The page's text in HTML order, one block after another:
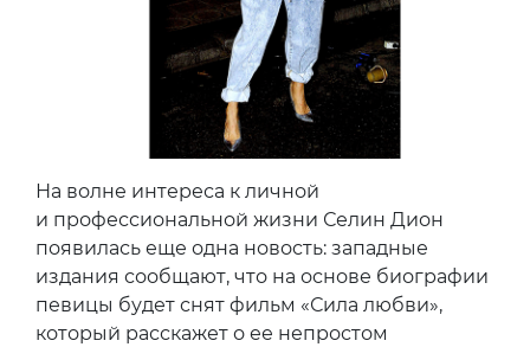
На волне интереса к личной
и профессиональной жизни Селин Дион
появилась еще одна новость: западные
издания сообщают, что на основе биографии
певицы будет снят фильм «Сила любви»,
который расскажет о ее непростом